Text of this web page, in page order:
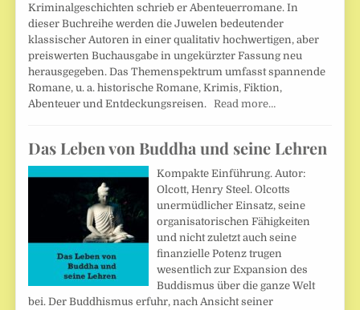
Kriminalgeschichten schrieb er Abenteuerromane. In
dieser Buchreihe werden die Juwelen bedeutender
klassischer Autoren in einer qualitativ hochwertigen, aber
preiswerten Buchausgabe in ungekürzter Fassung neu
herausgegeben. Das Themenspektrum umfasst spannende
Romane, u. a. historische Romane, Krimis, Fiktion,
Abenteuer und Entdeckungsreisen.Read more…
Das Leben von Buddha und seine Lehren
Kompakte Einführung. Autor:
Olcott, Henry Steel. Olcotts
unermüdlicher Einsatz, seine
organisatorischen Fähigkeiten
und nicht zuletzt auch seine
finanzielle Potenz trugen
wesentlich zur Expansion des
Buddismus über die ganze Welt
bei. Der Buddhismus erfuhr, nach Ansicht seiner